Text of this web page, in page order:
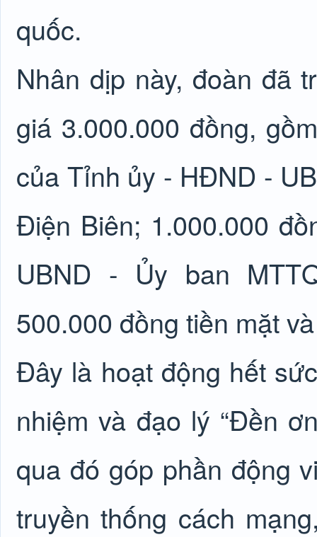
quốc.
Nhân dịp này, đoàn đã
giá 3.000.000 đồng,
của Tỉnh ủy - HĐND -
Điện Biên; 1.000.000
UBND - Ủy ban
500.000 đồng tiền mặt
Đây là hoạt động hết
nhiệm và đạo lý “Đền
qua đó góp phần động
truyền thống cách